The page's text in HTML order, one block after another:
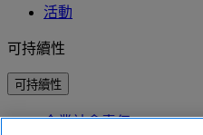
活動
可持續性
可持續性
企業社會責任